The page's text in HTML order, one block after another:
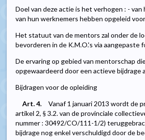
Doel van deze actie is het verhogen : -
van hun werknemers hebben opgeleid
Het statuut van de mentors zal onder de
bevorderen in de K.M.O.'s via
De ervaring op gebied van mentorschap
opgewaardeerd door een actieve bijdrage
Bijdragen voor de opleiding
Art. 4.
Vanaf 1 januari 2013 wordt de
artikel 2, § 3.2. van de provinciale
nummer : 30492/CO/111-1/2)
bijdrage nog enkel verschuldigd door de